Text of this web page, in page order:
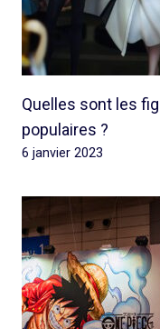
Quelles sont les
populaires ?
6 janvier 2023